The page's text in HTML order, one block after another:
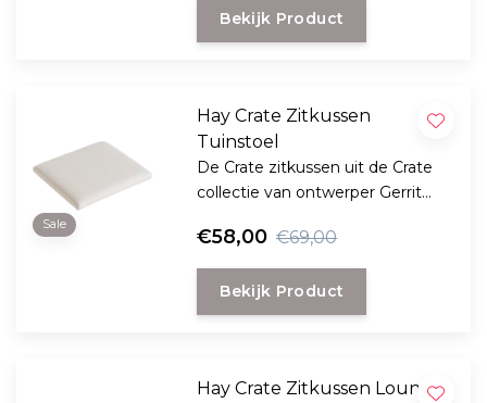
Bekijk Product
Sale
Hay Crate Zitkussen
Tuinstoel
De Crate zitkussen uit de Crate
collectie van ontwerper Gerrit
helemaal compleet en voegt
extra zachtheid toe.
€58,00 €69,00
Bekijk Product
Hay Crate Zitkussen Lounge